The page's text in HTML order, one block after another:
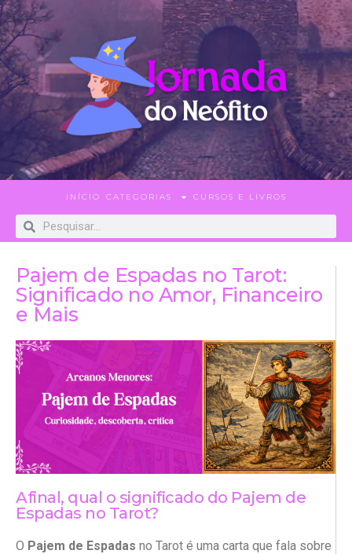
INÍCIO CATEGORIAS CURSOS E LIVROS
Pajem de Espadas no Tarot:
Significado no Amor, Financeiro
e Mais
Afinal, qual o significado do Pajem de
Espadas no Tarot?
O Pajem de Espadas no Tarot é uma carta que fala sobre